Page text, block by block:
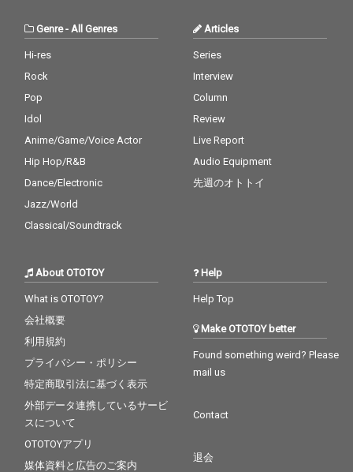
Genre- All Genres
Hi-res
Rock
Pop
Idol
Anime/Game/Voice Actor
Hip Hop/R&B
Dance/Electronic
Jazz/World
Classical/Soundtrack
Articles
Series
Interview
Column
Review
Live Report
Audio Equipment
先週のオトトイ
About OTOTOY
What is OTOTOY?
会社概要
利用規約
プライバシー・ポリシー
特定商取引法に基づく表示
外部データ連携しているサービ
スについて
OTOTOYアプリ
媒体資料と広告のご案内
Help
Help Top
Make OTOTOY better
Found something weird? Please
mail us
Contact
退会